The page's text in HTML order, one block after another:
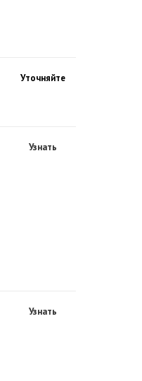
Уточняйте
Узнать
Узнать